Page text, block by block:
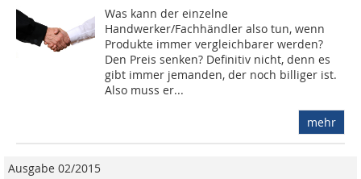
Was kann der einzelne
Handwerker/Fachhändler also tun, wenn
Produkte immer vergleichbarer werden?
Den Preis senken? Definitiv nicht, denn es
gibt immer jemanden, der noch billiger ist.
Also muss er...
mehr
Ausgabe 02/2015